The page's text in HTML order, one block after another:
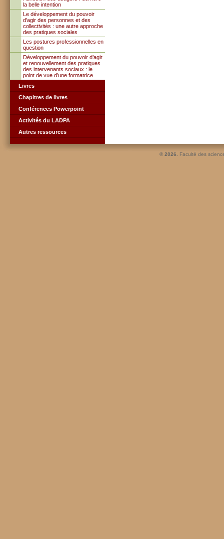
la belle intention
Le développement du pouvoir
d'agir des personnes et des
collectivités : une autre approche
des pratiques sociales
Les postures professionnelles en
question
Développement du pouvoir d’agir
et renouvellement des pratiques
des intervenants sociaux : le
point de vue d’une formatrice
Livres
Chapitres de livres
Conférences Powerpoint
Activités du LADPA
Autres ressources
© 2026. Faculté des